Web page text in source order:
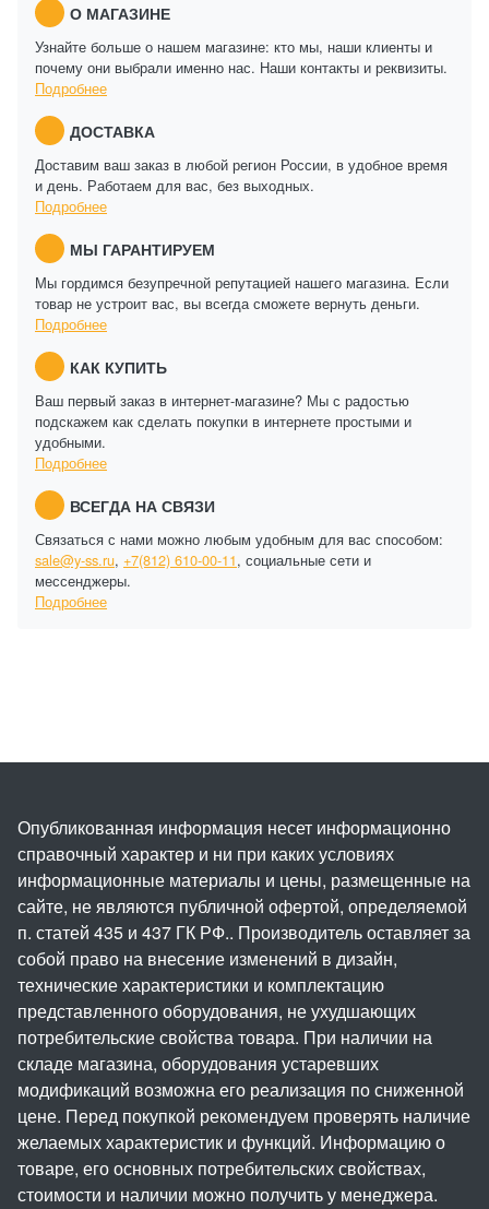
О МАГАЗИНЕ
Узнайте больше о нашем магазине: кто мы, наши клиенты и
почему они выбрали именно нас. Наши контакты и реквизиты.
Подробнее
ДОСТАВКА
Доставим ваш заказ в любой регион России, в удобное время
и день. Работаем для вас, без выходных.
Подробнее
МЫ ГАРАНТИРУЕМ
Мы гордимся безупречной репутацией нашего магазина. Если
товар не устроит вас, вы всегда сможете вернуть деньги.
Подробнее
КАК КУПИТЬ
Ваш первый заказ в интернет-магазине? Мы с радостью
подскажем как сделать покупки в интернете простыми и
удобными.
Подробнее
ВСЕГДА НА СВЯЗИ
Связаться с нами можно любым удобным для вас способом:
sale@y-ss.ru, +7(812) 610-00-11, социальные сети и
мессенджеры.
Подробнее
Опубликованная информация несет информационно
справочный характер и ни при каких условиях
информационные материалы и цены, размещенные на
сайте, не являются публичной офертой, определяемой
п. статей 435 и 437 ГК РФ.. Производитель оставляет за
собой право на внесение изменений в дизайн,
технические характеристики и комплектацию
представленного оборудования, не ухудшающих
потребительские свойства товара. При наличии на
складе магазина, оборудования устаревших
модификаций возможна его реализация по сниженной
цене. Перед покупкой рекомендуем проверять наличие
желаемых характеристик и функций. Информацию о
товаре, его основных потребительских свойствах,
стоимости и наличии можно получить у менеджера.